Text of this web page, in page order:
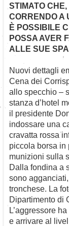
STIMATO
CORRENDO A
È POSSIBILE
POSSA AVER
ALLE SUE
Nuovi dettagli
Cena dei
allo specchio –
stanza d’hotel
il presidente
indossare una
cravatta rossa
piccola borsa
munizioni sulla
Dalla fondina a
sono
tronchese. La
Dipartimento di
L’aggressore
e arrivare al